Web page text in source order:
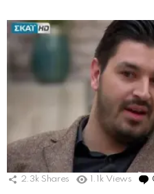
2.3k Shares 1.1k Views